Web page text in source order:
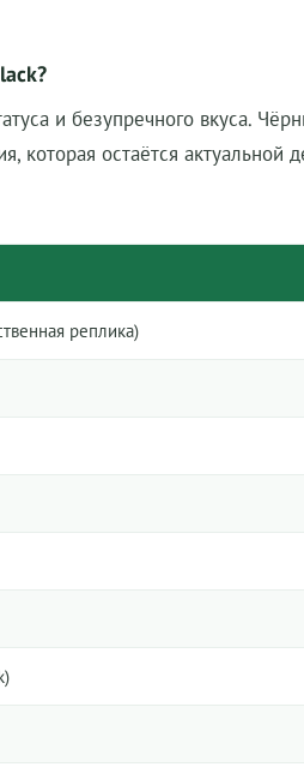
и безупречного вкуса.
которая остаётся актуальной
реплика)